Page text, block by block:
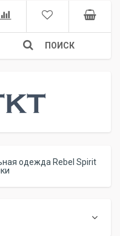
ПОИСК
одежда Rebel Spirit